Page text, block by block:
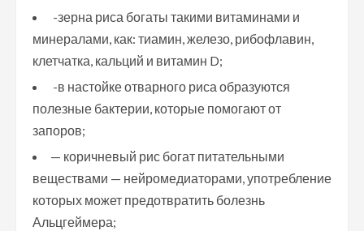
-зерна риса богаты такими витаминами и
минералами, как: тиамин, железо, рибофлавин,
клетчатка, кальций и витамин D;
-в настойке отварного риса образуются
полезные бактерии, которые помогают от
запоров;
— коричневый рис богат питательными
веществами — нейромедиаторами, употребление
которых может предотвратить болезнь
Альцгеймера;